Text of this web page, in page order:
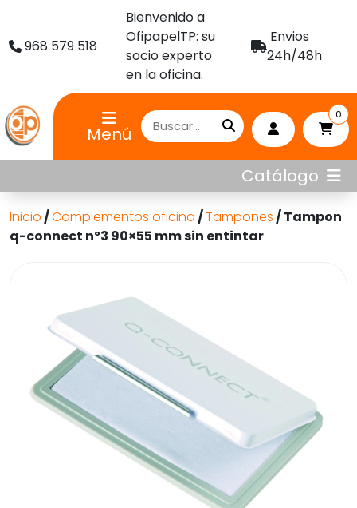
968 579 518
Bienvenido a
OfipapelTP: su
socio experto
en la oficina.
Envios
24h/48h
Menú
0
Catálogo
Inicio/Complementos oficina/Tampones/ Tampon
q-connect nº3 90×55 mm sin entintar